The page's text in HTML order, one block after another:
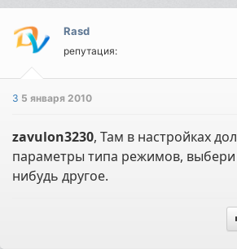
Rasd
репутация:
3 5 января 2010
zavulon3230, Там в настройках
параметры типа режимов, выбери
нибудь другое.